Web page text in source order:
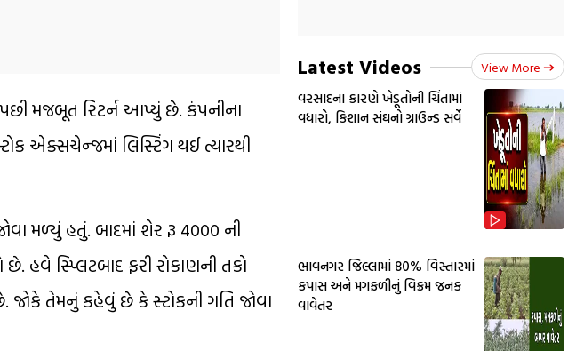
પછી મજબૂત રિટર્ન આપ્યું છે. કંપનીના
એક્સચેન્જમાં લિસ્ટિંગ થઈ ત્યારથી
મળ્યું હતું. બાદમાં શેર રૂ 4000 ની
હવે સ્પ્લિટબાદ ફરી રોકાણની તકો
જોકે તેમનું કહેવું છે કે સ્ટોકની ગતિ જોવા
Latest Videos View More
વરસાદના કારણે ખેડૂતોની ચિંતામાં
વધારો, કિશાન સંઘનો ગ્રાઉન્ડ સર્વે
ભાવનગર જિલ્લામાં 80% વિસ્તારમાં
કપાસ અને મગફળીનું વિક્રમ જનક
વાવેતર